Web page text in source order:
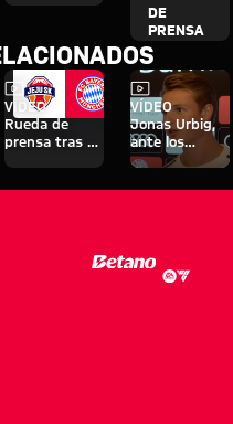
DE
PRENSA
Vídeo
VÍDEO
Rueda de
prensa tras el
contra el Jeju
Vídeo
VÍDEO
Jonas Urbig,
ante los
medios en